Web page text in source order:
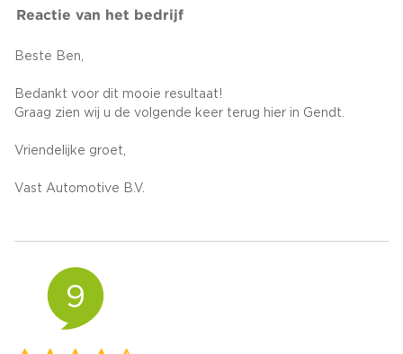
Reactie van het bedrijf
Beste Ben,
Bedankt voor dit mooie resultaat!
Graag zien wij u de volgende keer terug hier in Gendt.
Vriendelijke groet,
Vast Automotive B.V.
9